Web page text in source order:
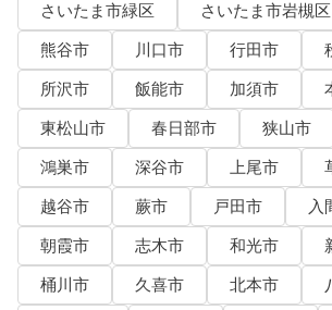
さいたま市緑区
さいたま市岩槻区
熊谷市
川口市 行田市
所沢市
飯能市 加須市
東松山市
春日部市 狭山市
鴻巣市
深谷市 上尾市
越谷市
蕨市 戸田市
入
朝霞市
志木市 和光市
桶川市
久喜市 北本市